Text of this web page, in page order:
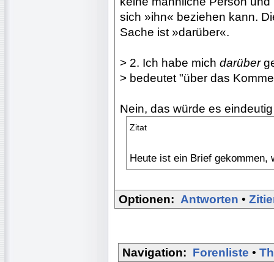
sich »ihn« beziehen kann.
Sache ist »darüber«.
> 2. Ich habe mich darüber
> bedeutet "über das
Nein, das würde es
Zitat
Heute ist ein Brief gekommen,
Optionen: Antworten •
Navigation: Forenliste •